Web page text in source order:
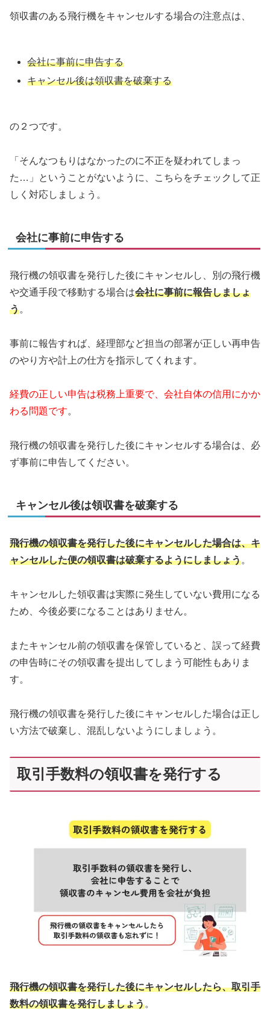
領収書のある飛行機をキャンセルする場合の注意点は、
会社に事前に申告する
キャンセル後は領収書を破棄する
の２つです。
「そんなつもりはなかったのに不正を疑われてしまっ
た…」ということがないように、こちらをチェックして正
しく対応しましょう。
会社に事前に申告する
飛行機の領収書を発行した後にキャンセルし、別の飛行機
や交通手段で移動する場合は会社に事前に報告しましょ
う。
事前に報告すれば、経理部など担当の部署が正しい再申告
のやり方や計上の仕方を指示してくれます。
経費の正しい申告は税務上重要で、会社自体の信用にかか
わる問題です。
飛行機の領収書を発行した後にキャンセルする場合は、必
ず事前に申告してください。
キャンセル後は領収書を破棄する
飛行機の領収書を発行した後にキャンセルした場合は、キ
ャンセルした便の領収書は破棄するようにしましょう。
キャンセルした領収書は実際に発生していない費用になる
ため、今後必要になることはありません。
またキャンセル前の領収書を保管していると、誤って経費
の申告時にその領収書を提出してしまう可能性もありま
す。
飛行機の領収書を発行した後にキャンセルした場合は正し
い方法で破棄し、混乱しないようにしましょう。
取引手数料の領収書を発行する
飛行機の領収書を発行した後にキャンセルしたら、取引手
数料の領収書を発行しましょう。